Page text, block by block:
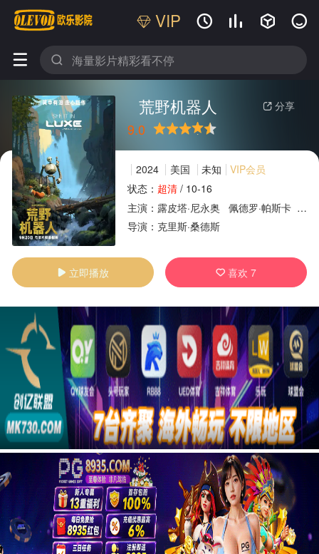
VIP    
 
 分享
荒野机器人
9.0
很差较差 推荐力荐
2024 美国 未知
VIP会员
状态： 超清/ 10-16
主演： 露皮塔·尼永奥 佩德罗·帕斯卡
基
导演： 克里斯·桑德斯
 立即播放  喜欢7
广告